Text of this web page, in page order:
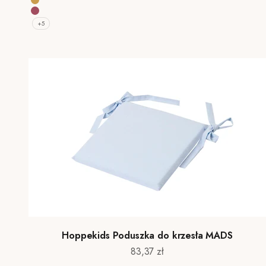
Autumn Yellow
Baroque Rose
+5
Hoppekids Poduszka do krzesła MADS
Cena promocyjna
83,37 zł